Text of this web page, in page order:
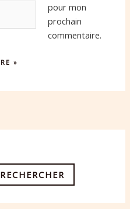
pour mon
prochain
commentaire.
RECHERCHER